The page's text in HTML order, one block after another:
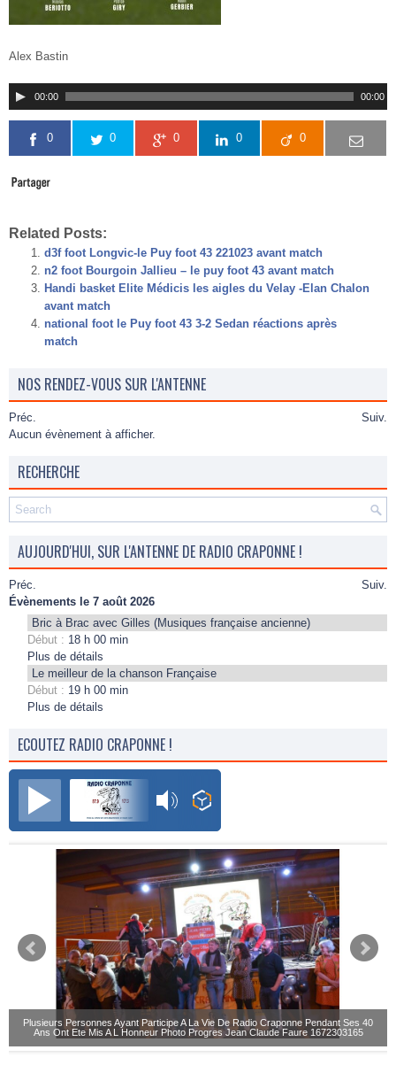
Alex Bastin
00:00 00:00
0 0 0 0 0
Related Posts:
d3f foot Longvic-le Puy foot 43 221023 avant match
n2 foot Bourgoin Jallieu – le puy foot 43 avant match
Handi basket Elite Médicis les aigles du Velay -Elan Chalon
avant match
national foot le Puy foot 43 3-2 Sedan réactions après
match
NOS RENDEZ-VOUS SUR L'ANTENNE
Préc.
Suiv.
Aucun évènement à afficher.
RECHERCHE
AUJOURD'HUI, SUR L'ANTENNE DE RADIO CRAPONNE !
Préc.
Suiv.
Évènements le 7 août 2026
Bric à Brac avec Gilles (Musiques française ancienne)
Début : 18 h 00 min
Plus de détails
Le meilleur de la chanson Française
Début : 19 h 00 min
Plus de détails
ECOUTEZ RADIO CRAPONNE !
Radio Craponne FM
Plusieurs Personnes Ayant Participe A La Vie De Radio Craponne Pendant Ses 40
Ans Ont Ete Mis A L Honneur Photo Progres Jean Claude Faure 1672303165